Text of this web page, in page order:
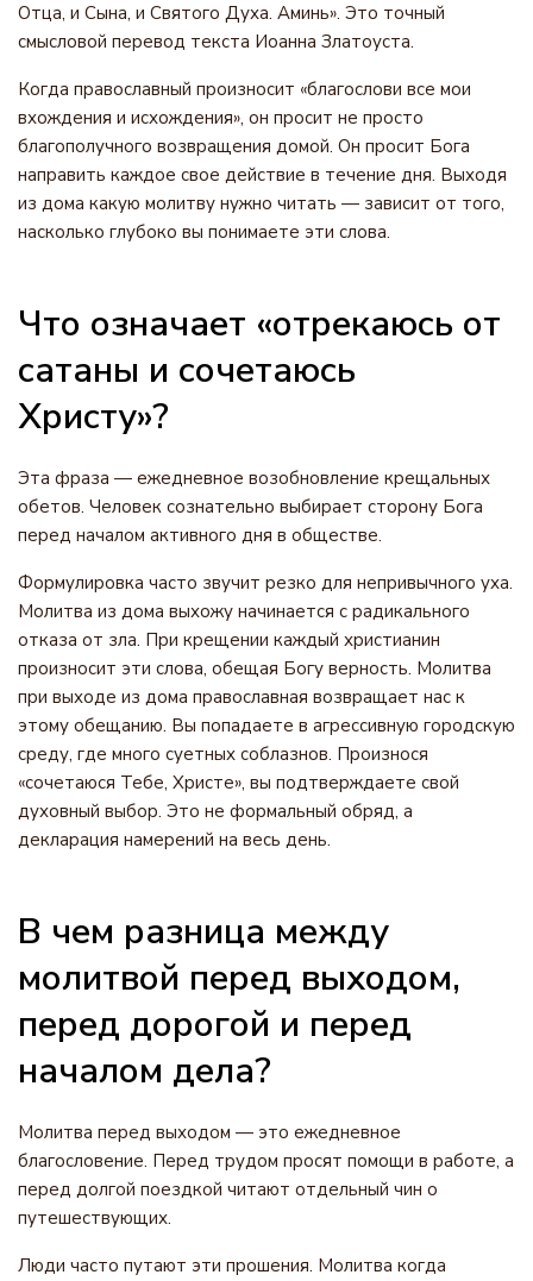
Отца, и Сына, и Святого Духа. Аминь». Это точный
смысловой перевод текста Иоанна Златоуста.
Когда православный произносит «благослови все мои
вхождения и исхождения», он просит не просто
благополучного возвращения домой. Он просит Бога
направить каждое свое действие в течение дня. Выходя
из дома какую молитву нужно читать — зависит от того,
насколько глубоко вы понимаете эти слова.
Что означает «отрекаюсь от
сатаны и сочетаюсь
Христу»?
Эта фраза — ежедневное возобновление крещальных
обетов. Человек сознательно выбирает сторону Бога
перед началом активного дня в обществе.
Формулировка часто звучит резко для непривычного уха.
Молитва из дома выхожу начинается с радикального
отказа от зла. При крещении каждый христианин
произносит эти слова, обещая Богу верность. Молитва
при выходе из дома православная возвращает нас к
этому обещанию. Вы попадаете в агрессивную городскую
среду, где много суетных соблазнов. Произнося
«сочетаюся Тебе, Христе», вы подтверждаете свой
духовный выбор. Это не формальный обряд, а
декларация намерений на весь день.
В чем разница между
молитвой перед выходом,
перед дорогой и перед
началом дела?
Молитва перед выходом — это ежедневное
благословение. Перед трудом просят помощи в работе, а
перед долгой поездкой читают отдельный чин о
путешествующих.
Люди часто путают эти прошения. Молитва когда